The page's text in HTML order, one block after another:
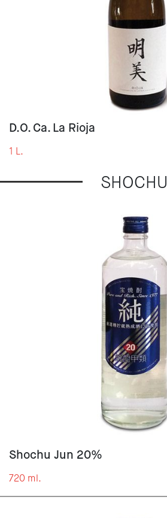
D.O. Ca. La Rioja
1 L.
SHOCHU
Shochu Jun 20%
720 ml.